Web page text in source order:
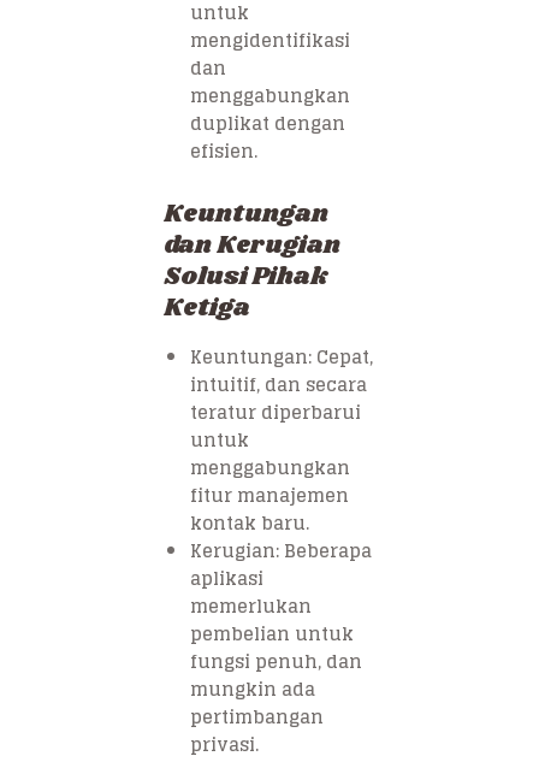
untuk
mengidentifikasi
dan
menggabungkan
duplikat dengan
efisien.
Keuntungan
dan Kerugian
Solusi Pihak
Ketiga
Keuntungan: Cepat,
intuitif, dan secara
teratur diperbarui
untuk
menggabungkan
fitur manajemen
kontak baru.
Kerugian: Beberapa
aplikasi
memerlukan
pembelian untuk
fungsi penuh, dan
mungkin ada
pertimbangan
privasi.